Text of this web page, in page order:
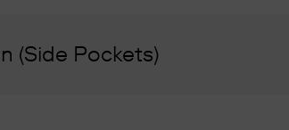
(Side Pockets)